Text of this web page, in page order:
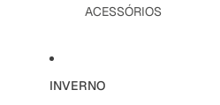
ACESSÓRIOS
INVERNO